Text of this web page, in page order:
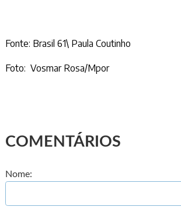
Fonte: Brasil 61\ Paula Coutinho
Foto: Vosmar Rosa/Mpor
COMENTÁRIOS
Nome: